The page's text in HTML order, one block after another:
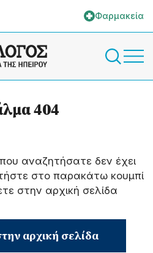
Φαρμακεία
404
αναζητήσατε δεν έχει
στο παρακάτω κουμπί
στην αρχική σελίδα
αρχική σελίδα